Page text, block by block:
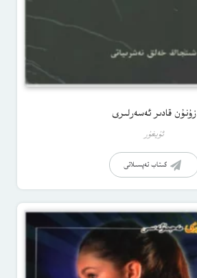
زۇنۇن قادىر ئەسەرلىرى
ئۇيغۇر
كىتاب تەپسىلاتى